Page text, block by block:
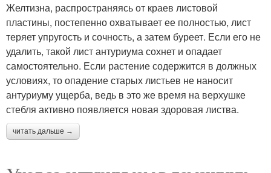
Желтизна, распространяясь от краев листовой
пластины, постепенно охватывает ее полностью, лист
теряет упругость и сочность, а затем буреет. Если его не
удалить, такой лист антуриума сохнет и опадает
самостоятельно. Если растение содержится в должных
условиях, то опадение старых листьев не наносит
антуриуму ущерба, ведь в это же время на верхушке
стебля активно появляется новая здоровая листва.
читать дальше →